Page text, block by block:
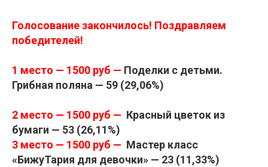
Голосование закончилось! Поздравляем
победителей!
1 место — 1500 руб — Поделки с детьми.
Грибная поляна — 59 (29,06%)
2 место — 1500 руб — Красный цветок из
бумаги — 53 (26,11%)
3 место — 1500 руб — Мастер класс
«БижуТария для девочки» — 23 (11,33%)